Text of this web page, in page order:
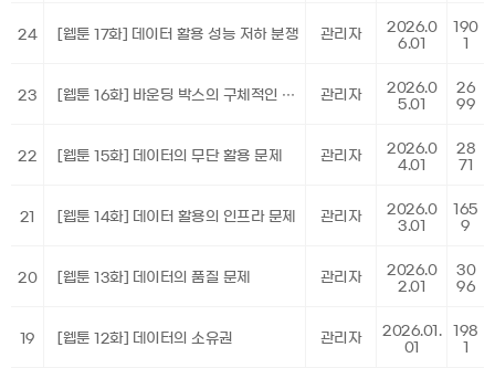
24 [웹툰 17화] 데이터 활용 성능 저하 분쟁 관리자
2026.0
6.01
190
1
23 [웹툰 16화] 바운딩 박스의 구체적인 기준은 어떻게 관리자
2026.0
5.01
26
99
22 [웹툰 15화] 데이터의 무단 활용 문제 관리자
2026.0
4.01
28
71
21 [웹툰 14화] 데이터 활용의 인프라 문제 관리자
2026.0
3.01
165
9
20 [웹툰 13화] 데이터의 품질 문제 관리자
2026.0
2.01
30
96
19 [웹툰 12화] 데이터의 소유권 관리자
2026.01.
01
198
1